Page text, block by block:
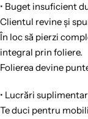
• Buget insuficient
Clientul revine și
În loc să pierzi
integral prin foliere.
Folierea devine
• Lucrări
Te duci pentru